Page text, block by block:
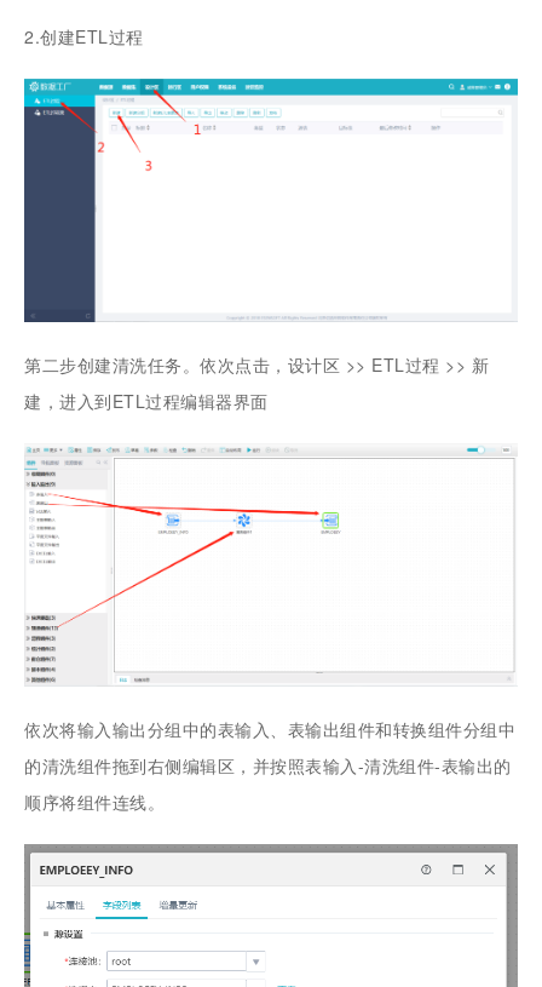
2.创建ETL过程
第二步创建清洗任务。依次点击，设计区 >> ETL过程 >> 新
建，进入到ETL过程编辑器界面
依次将输入输出分组中的表输入、表输出组件和转换组件分组中
的清洗组件拖到右侧编辑区，并按照表输入-清洗组件-表输出的
顺序将组件连线。